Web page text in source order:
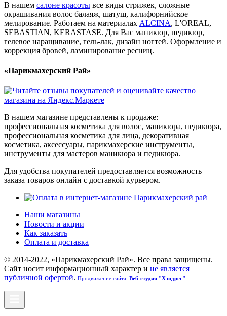
В нашем салоне красоты все виды стрижек, сложные
окрашивания волос балаяж, шатуш, калифорнийское
мелирование. Работаем на материалах ALCINA, L'OREAL,
SEBASTIAN, KERASTASE. Для Вас маникюр, педикюр,
гелевое наращивание, гель-лак, дизайн ногтей. Оформление и
коррекция бровей, ламинирование ресниц.
«Парикмахерский Рай»
В нашем магазине представлены к продаже:
профессиональная косметика для волос, маникюра, педикюра,
профессиональная косметика для лица, декоративная
косметика, аксессуары, парикмахерские инструменты,
инструменты для мастеров маникюра и педикюра.
Для удобства покупателей предоставляется возможность
заказа товаров онлайн с доставкой курьером.
Наши магазины
Новости и акции
Как заказать
Оплата и доставка
© 2014-2022, «Парикмахерский Рай». Все права защищены.
Cайт носит информационный характер и не является
публичной офертой. Продвижение сайта: Веб-студия "Хэндрег"